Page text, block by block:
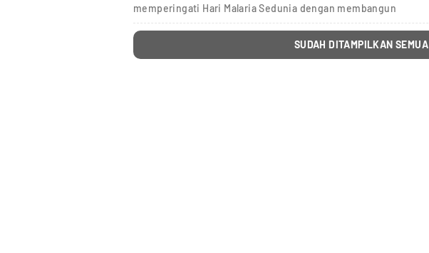
memperingati Hari Malaria Sedunia dengan membangun
SUDAH DITAMPILKAN SEMUA